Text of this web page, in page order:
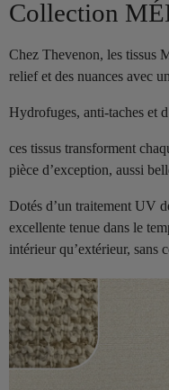
Collection
Chez Thevenon, les tissus
relief et des nuances avec
Hydrofuges, anti-taches et
ces tissus transforment
pièce d’exception, aussi
Dotés d’un traitement UV
excellente tenue dans le
intérieur qu’extérieur, sans